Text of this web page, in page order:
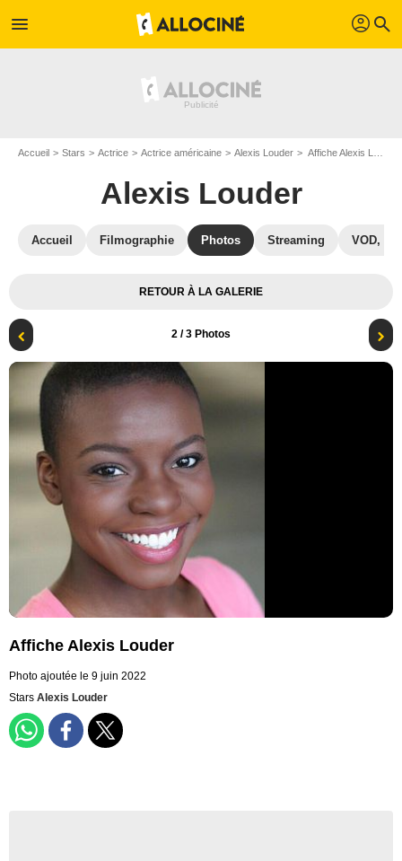
menu profil search
Accueil Stars Actrice Actrice américaine Alexis Louder Affiche Alexis Louder
Alexis Louder
Accueil Filmographie Photos Streaming VOD,
RETOUR À LA GALERIE
2 / 3 Photos
Affiche Alexis Louder
Photo ajoutée le 9 juin 2022
Stars Alexis Louder